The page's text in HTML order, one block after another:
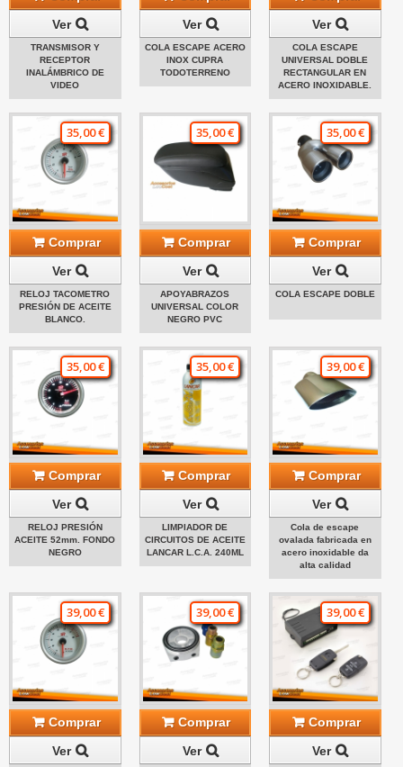
Ver
TRANSMISOR Y
RECEPTOR
INALÁMBRICO DE
VIDEO
Ver
COLA ESCAPE ACERO
INOX CUPRA
TODOTERRENO
Ver
COLA ESCAPE
UNIVERSAL DOBLE
RECTANGULAR EN
ACERO INOXIDABLE.
35,00 €
Comprar
Ver
RELOJ TACOMETRO
PRESIÓN DE ACEITE
BLANCO.
35,00 €
Comprar
Ver
APOYABRAZOS
UNIVERSAL COLOR
NEGRO PVC
35,00 €
Comprar
Ver
COLA ESCAPE DOBLE
35,00 €
Comprar
Ver
RELOJ PRESIÓN
ACEITE 52mm. FONDO
NEGRO
35,00 €
Comprar
Ver
LIMPIADOR DE
CIRCUITOS DE ACEITE
LANCAR L.C.A. 240ML
39,00 €
Comprar
Ver
Cola de escape
ovalada fabricada en
acero inoxidable da
alta calidad
39,00 €
Comprar
Ver
39,00 €
Comprar
Ver
39,00 €
Comprar
Ver